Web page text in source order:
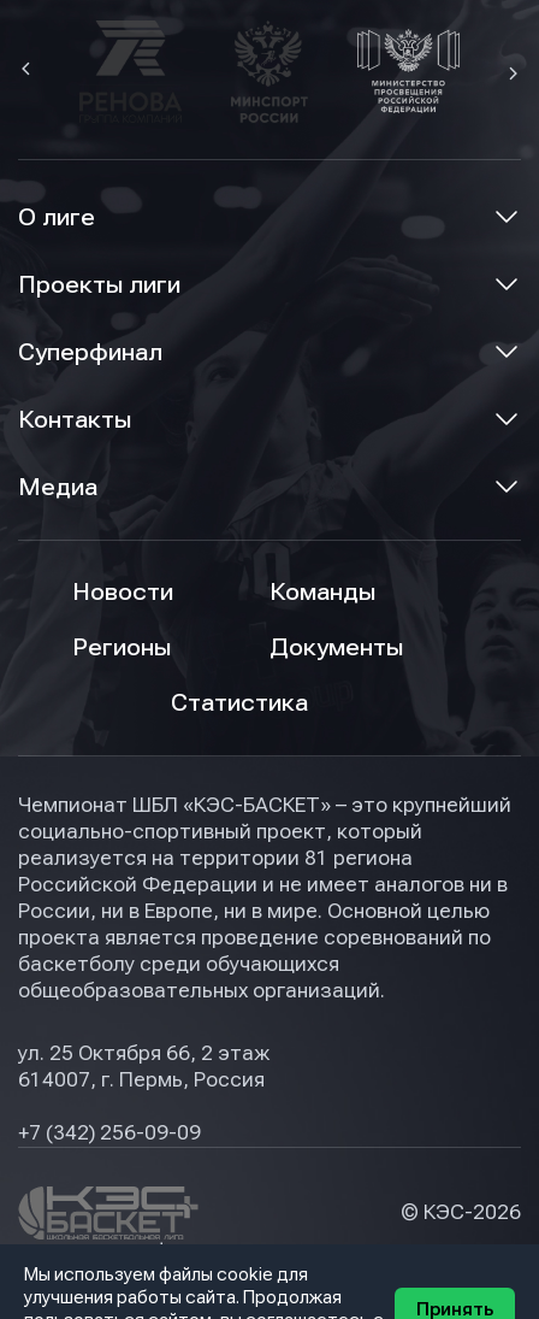
О лиге
Проекты лиги
Суперфинал
Контакты
Медиа
Новости
Команды
Регионы
Документы
Статистика
Чемпионат ШБЛ «КЭС-БАСКЕТ» – это крупнейший
социально-спортивный проект, который
реализуется на территории 81 региона
Российской Федерации и не имеет аналогов ни в
России, ни в Европе, ни в мире. Основной целью
проекта является проведение соревнований по
баскетболу среди обучающихся
общеобразовательных организаций.
ул. 25 Октября 66, 2 этаж
614007, г. Пермь, Россия
+7 (342) 256-09-09
© КЭС-2026
Политика конфидециальности
Мы используем файлы cookie для
улучшения работы сайта. Продолжая
Принять